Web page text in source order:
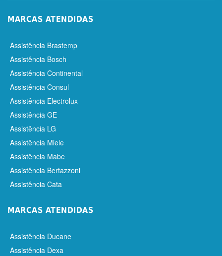
MARCAS ATENDIDAS
Assistência Brastemp
Assistência Bosch
Assistência Continental
Assistência Consul
Assistência Electrolux
Assistência GE
Assistência LG
Assistência Miele
Assistência Mabe
Assistência Bertazzoni
Assistência Cata
MARCAS ATENDIDAS
Assistência Ducane
Assistência Dexa